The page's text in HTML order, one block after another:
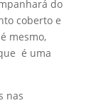
do
coberto e
mesmo,
é uma
nas